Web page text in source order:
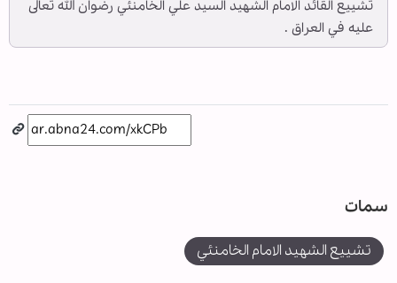
تشييع القائد الامام الشهيد السيد علي الخامنئي رضوان الله تعالى
عليه في العراق .
سمات
تشييع الشهيد الامام الخامنئي